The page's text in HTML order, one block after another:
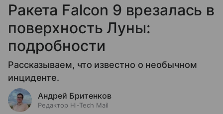
Ракета Falcon 9 врезалась в
поверхность Луны:
подробности
Рассказываем, что известно о необычном
инциденте.
Андрей Бритенков
Редактор Hi-Tech Mail